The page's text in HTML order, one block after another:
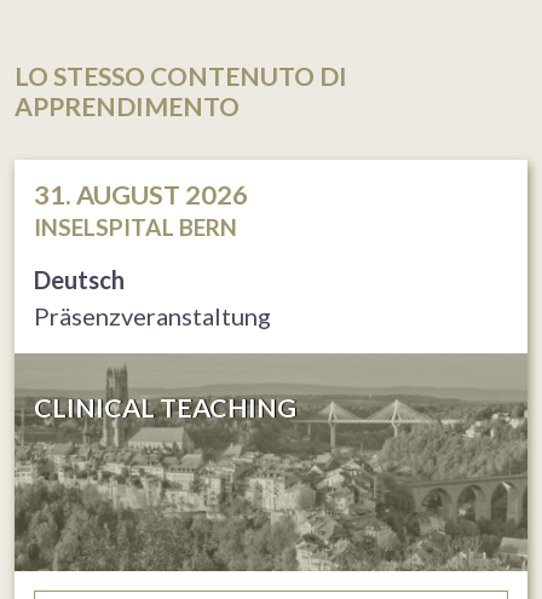
LO STESSO CONTENUTO DI
APPRENDIMENTO
31. AUGUST 2026
INSELSPITAL BERN
Deutsch
Präsenzveranstaltung
CLINICAL TEACHING